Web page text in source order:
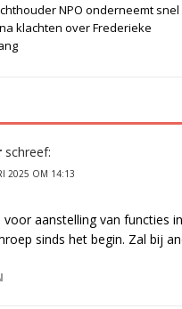
NPO onderneemt snel
klachten over Frederieke
schreef:
2025 OM 14:13
aanstelling van functies
sinds het begin. Zal bij